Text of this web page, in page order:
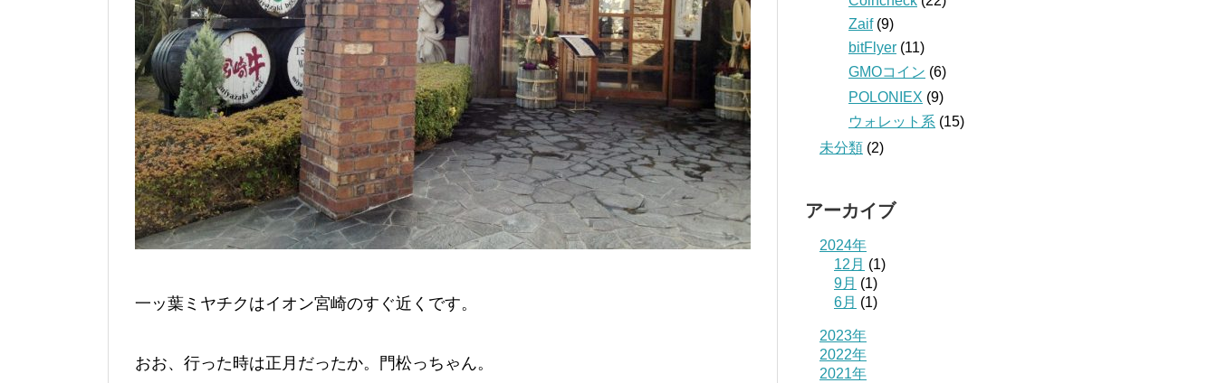
一ッ葉ミヤチクはイオン宮崎のすぐ近くです。
おお、行った時は正月だったか。門松っちゃん。
Zaif(9)
bitFlyer (11)
GMOコイン (6)
POLONIEX (9)
ウォレット系 (15)
未分類 (2)
アーカイブ
2024年
12月 (1)
9月 (1)
6月 (1)
2023年
2022年
2021年